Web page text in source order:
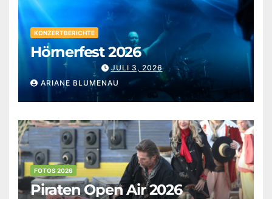
KONZERTBERICHTE
Hörnerfest 2026
JULI 3, 2026
ARIANE BLUMENAU
FOTOS 2026
Piraten Open Air 2026